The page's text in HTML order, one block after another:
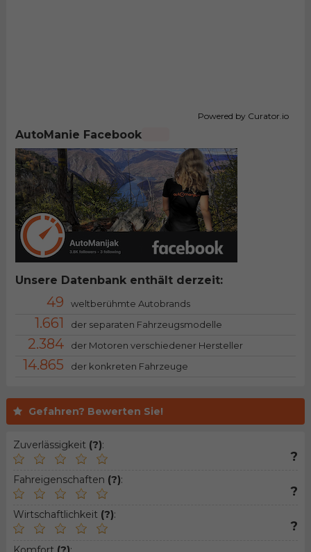
Gefahren? Bewerten Sie!
Zuverlässigkeit (?):
?
Fahreigenschaften (?):
?
Wirtschaftlichkeit (?):
?
Powered by Curator.io
AutoManie Facebook
Unsere Datenbank enthält derzeit:
49 weltberühmte Autobrands
1.661 der separaten Fahrzeugsmodelle
2.384 der Motoren verschiedener Hersteller
14.865 der konkreten Fahrzeuge